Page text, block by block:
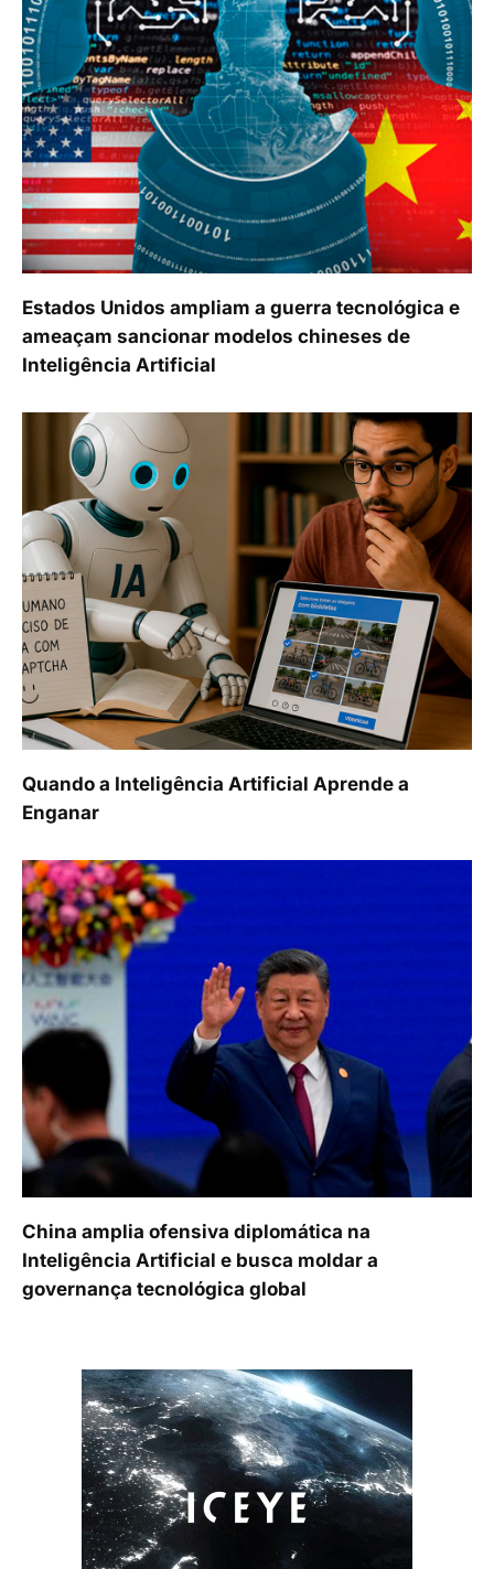
Estados Unidos ampliam a guerra tecnológica e
ameaçam sancionar modelos chineses de
Inteligência Artificial
Quando a Inteligência Artificial Aprende a
Enganar
China amplia ofensiva diplomática na
Inteligência Artificial e busca moldar a
governança tecnológica global